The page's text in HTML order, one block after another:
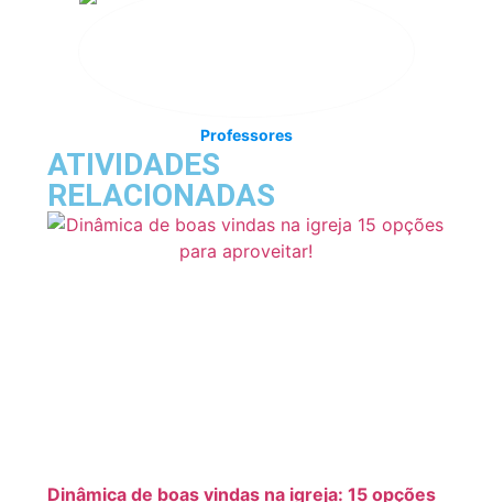
Professores
ATIVIDADES
RELACIONADAS
Dinâmica de boas vindas na igreja: 15 opções